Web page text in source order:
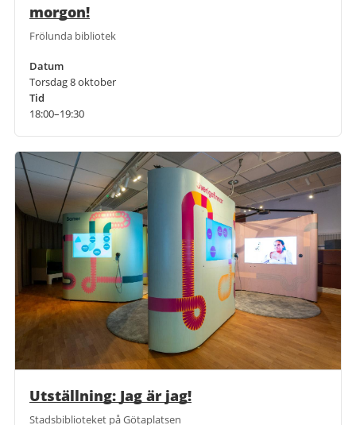
morgon!
Frölunda bibliotek
Datum
Torsdag 8 oktober
Tid
18:00–19:30
Utställning: Jag är jag!
Stadsbiblioteket på Götaplatsen